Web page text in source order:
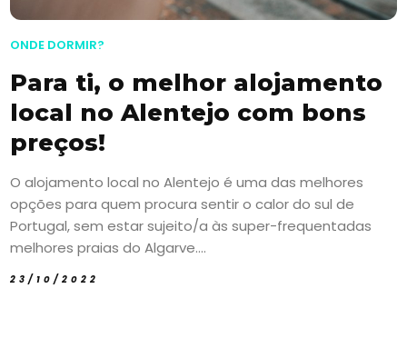
ONDE DORMIR?
Para ti, o melhor alojamento
local no Alentejo com bons
preços!
O alojamento local no Alentejo é uma das melhores
opções para quem procura sentir o calor do sul de
Portugal, sem estar sujeito/a às super-frequentadas
melhores praias do Algarve....
23/10/2022